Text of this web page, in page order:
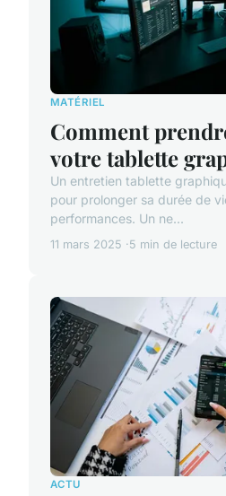
MATÉRIEL
Comment
votre tablette
Un entretien tablette
pour prolonger sa durée de
performances. Un ne...
11 mars 2025 5 min de lecture
ACTU